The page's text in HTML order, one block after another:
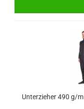
Unterzieher 490 g/m